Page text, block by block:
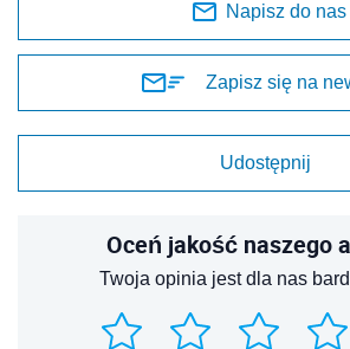
Napisz do nas
Zapisz się na
Udostępnij
Oceń jakość naszego
Twoja opinia jest dla nas